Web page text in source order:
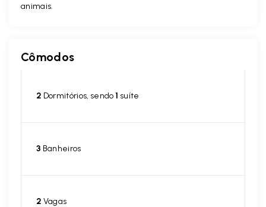
animais.
Cômodos
2 Dormitórios, sendo1 suíte
3 Banheiros
2 Vagas